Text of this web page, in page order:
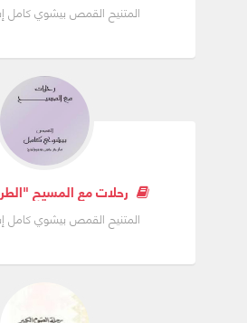
المتنيح القمص بيشوي
رحلات مع المسيح
المتنيح القمص بيشوي